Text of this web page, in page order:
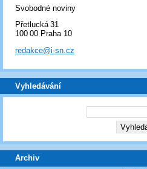
Svobodné noviny
Přetlucká 31
100 00 Praha 10
redakce@i-sn.cz
Vyhledávání
Archiv